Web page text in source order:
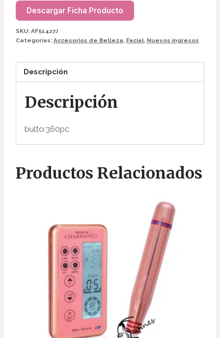
MANUAL
AF51427
cantidad
Descargar Ficha Producto
SKU: AF51427J
Categorías: Accesorios de Belleza, Facial, Nuevos ingresos
Descripción
Descripción
bulto:360pc
Productos Relacionados